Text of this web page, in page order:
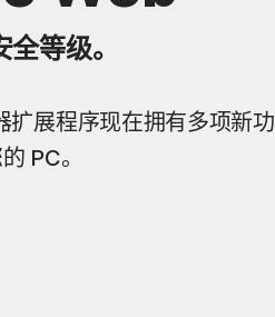
等级。
展程序现在拥有多项新功
PC。